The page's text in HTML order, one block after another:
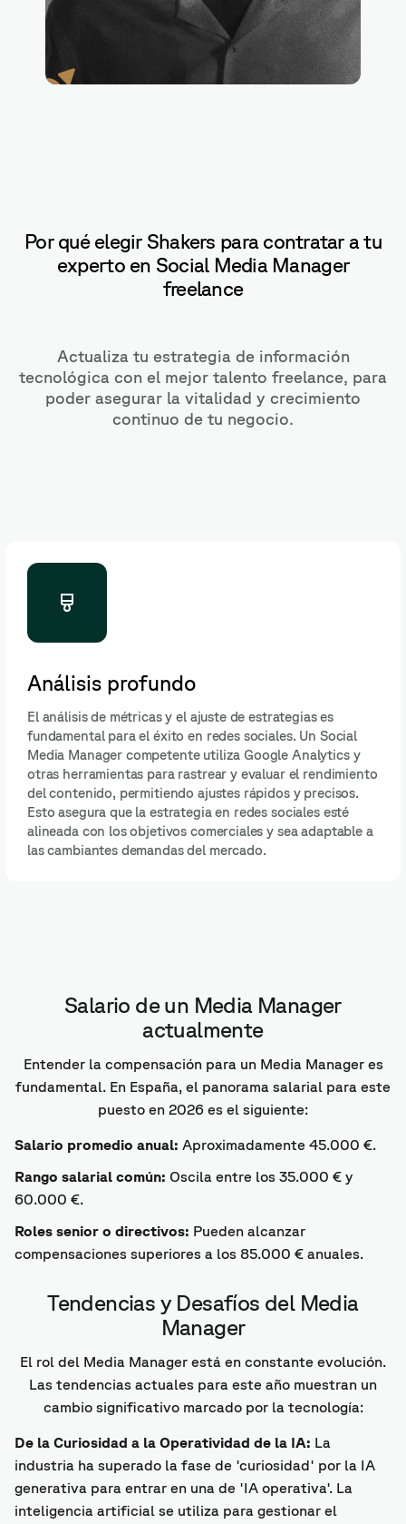
Por qué elegir Shakers para contratar a tu
experto en Social Media Manager
freelance
Actualiza tu estrategia de información
tecnológica con el mejor talento freelance, para
poder asegurar la vitalidad y crecimiento
continuo de tu negocio.
Análisis profundo
El análisis de métricas y el ajuste de estrategias es
fundamental para el éxito en redes sociales. Un Social
Media Manager competente utiliza Google Analytics y
otras herramientas para rastrear y evaluar el rendimiento
del contenido, permitiendo ajustes rápidos y precisos.
Esto asegura que la estrategia en redes sociales esté
alineada con los objetivos comerciales y sea adaptable a
las cambiantes demandas del mercado.
Salario de un Media Manager
actualmente
Entender la compensación para un Media Manager es
fundamental. En España, el panorama salarial para este
puesto en 2026 es el siguiente:
Salario promedio anual: Aproximadamente 45.000 €.
Rango salarial común: Oscila entre los 35.000 € y
60.000 €.
Roles senior o directivos: Pueden alcanzar
compensaciones superiores a los 85.000 € anuales.
Tendencias y Desafíos del Media
Manager
El rol del Media Manager está en constante evolución.
Las tendencias actuales para este año muestran un
cambio significativo marcado por la tecnología:
De la Curiosidad a la Operatividad de la IA: La
industria ha superado la fase de 'curiosidad' por la IA
generativa para entrar en una de 'IA operativa'. La
inteligencia artificial se utiliza para gestionar el